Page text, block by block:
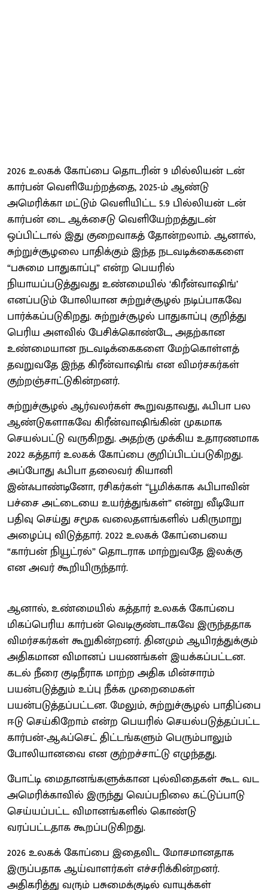
2026 உலகக் கோப்பை தொடரின் 9 மில்லியன் டன்
கார்பன் வெளியேற்றத்தை, 2025-ம் ஆண்டு
அமெரிக்கா மட்டும் வெளியிட்ட 5.9 பில்லியன் டன்
கார்பன் டை ஆக்சைடு வெளியேற்றத்துடன்
ஒப்பிட்டால் இது குறைவாகத் தோன்றலாம். ஆனால்,
சுற்றுச்சூழலை பாதிக்கும் இந்த நடவடிக்கைகளை
“பசுமை பாதுகாப்பு” என்ற பெயரில்
நியாயப்படுத்துவது உண்மையில் ‘கிரீன்வாஷிங்’
எனப்படும் போலியான சுற்றுச்சூழல் நடிப்பாகவே
பார்க்கப்படுகிறது. சுற்றுச்சூழல் பாதுகாப்பு குறித்து
பெரிய அளவில் பேசிக்கொண்டே, அதற்கான
உண்மையான நடவடிக்கைகளை மேற்கொள்ளத்
தவறுவதே இந்த கிரீன்வாஷிங் என விமர்சகர்கள்
குற்றஞ்சாட்டுகின்றனர்.
சுற்றுச்சூழல் ஆர்வலர்கள் கூறுவதாவது, ஃபிபா பல
ஆண்டுகளாகவே கிரீன்வாஷிங்கின் முகமாக
செயல்பட்டு வருகிறது. அதற்கு முக்கிய உதாரணமாக
2022 கத்தார் உலகக் கோப்பை குறிப்பிடப்படுகிறது.
அப்போது ஃபிபா தலைவர் கியானி
இன்ஃபாண்டினோ, ரசிகர்கள் “பூமிக்காக ஃபிபாவின்
பச்சை அட்டையை உயர்த்துங்கள்” என்று வீடியோ
பதிவு செய்து சமூக வலைதளங்களில் பகிருமாறு
அழைப்பு விடுத்தார். 2022 உலகக் கோப்பையை
“கார்பன் நியூட்ரல்” தொடராக மாற்றுவதே இலக்கு
என அவர் கூறியிருந்தார்.
ஆனால், உண்மையில் கத்தார் உலகக் கோப்பை
மிகப்பெரிய கார்பன் வெடிகுண்டாகவே இருந்ததாக
விமர்சகர்கள் கூறுகின்றனர். தினமும் ஆயிரத்துக்கும்
அதிகமான விமானப் பயணங்கள் இயக்கப்பட்டன.
கடல் நீரை குடிநீராக மாற்ற அதிக மின்சாரம்
பயன்படுத்தும் உப்பு நீக்க முறைமைகள்
பயன்படுத்தப்பட்டன. மேலும், சுற்றுச்சூழல் பாதிப்பை
ஈடு செய்கிறோம் என்ற பெயரில் செயல்படுத்தப்பட்ட
கார்பன்-ஆஃப்செட் திட்டங்களும் பெரும்பாலும்
போலியானவை என குற்றச்சாட்டு எழுந்தது.
போட்டி மைதானங்களுக்கான புல்விதைகள் கூட வட
அமெரிக்காவில் இருந்து வெப்பநிலை கட்டுப்பாடு
செய்யப்பட்ட விமானங்களில் கொண்டு
வரப்பட்டதாக கூறப்படுகிறது.
2026 உலகக் கோப்பை இதைவிட மோசமானதாக
இருப்பதாக ஆய்வாளர்கள் எச்சரிக்கின்றனர்.
அதிகரித்து வரும் பசுமைக்குடில் வாயுக்கள்